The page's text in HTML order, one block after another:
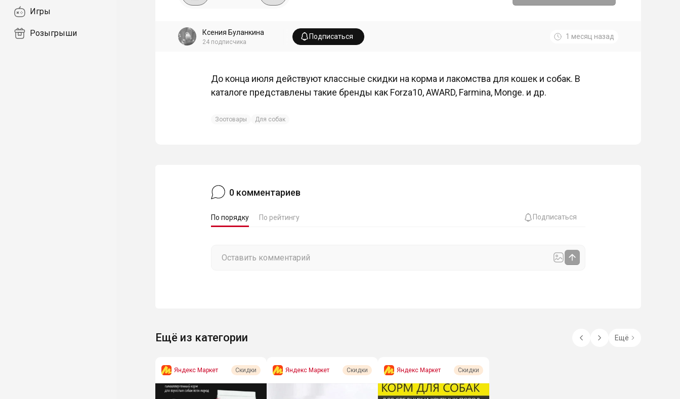
Игры
Розыгрыши Ксения Буланкина
24 подписчика
Подписаться 1 месяц назад
До конца июля действуют классные скидки на корма и лакомства для кошек и собак. В
каталоге представлены такие бренды как Forza10, AWARD, Farmina, Monge. и др.
Зоотовары Для собак
0 комментариев
По порядку По рейтингу Подписаться
Ещё из категории Ещё
Яндекс Маркет Скидки Яндекс Маркет Скидки Яндекс Маркет Скидки